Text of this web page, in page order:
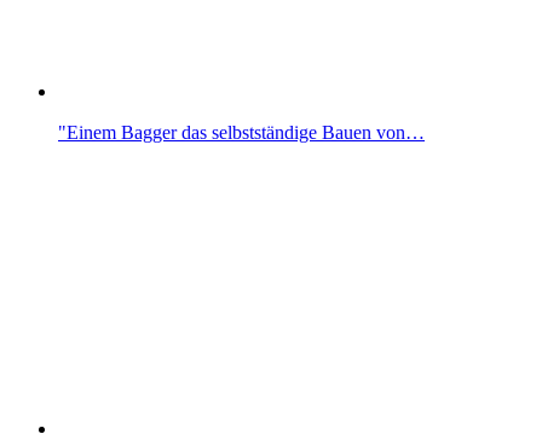
"Einem Bagger das selbstständige Bauen von…